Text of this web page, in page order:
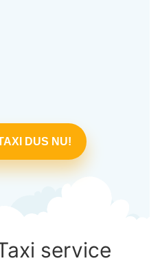
DUS NU!
service